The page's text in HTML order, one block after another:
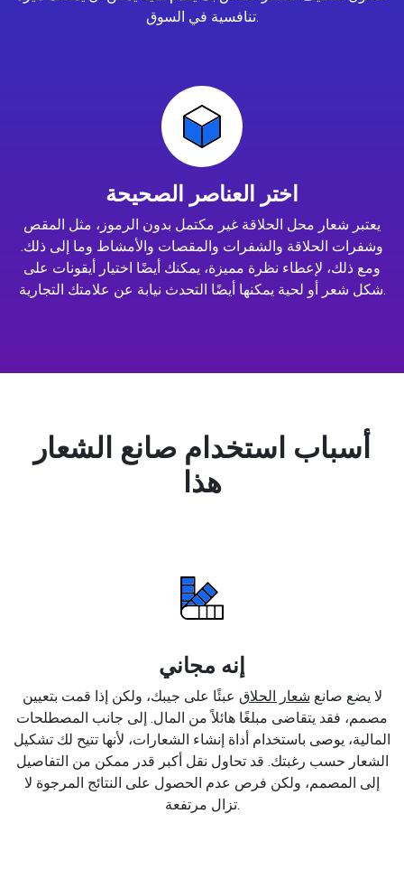
تنافسية في السوق.
اختر العناصر الصحيحة
يعتبر شعار محل الحلاقة غير مكتمل بدون الرموز، مثل المقص
وشفرات الحلاقة والشفرات والمقصات والأمشاط وما إلى ذلك.
ومع ذلك، لإعطاء نظرة مميزة، يمكنك أيضًا اختيار أيقونات على
شكل شعر أو لحية يمكنها أيضًا التحدث نيابة عن علامتك التجارية.
أسباب استخدام صانع الشعار
هذا
إنه مجاني
لا يضع صانع شعار الحلاق عبئًا على جيبك، ولكن إذا قمت بتعيين
مصمم، فقد يتقاضى مبلغًا هائلاً من المال. إلى جانب المصطلحات
المالية، يوصى باستخدام أداة إنشاء الشعارات، لأنها تتيح لك تشكيل
الشعار حسب رغبتك. قد تحاول نقل أكبر قدر ممكن من التفاصيل
إلى المصمم، ولكن فرص عدم الحصول على النتائج المرجوة لا
تزال مرتفعة.